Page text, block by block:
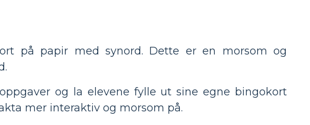
på papir med synord. Dette er en morsom og
og la elevene fylle ut sine egne bingokort
mer interaktiv og morsom på.